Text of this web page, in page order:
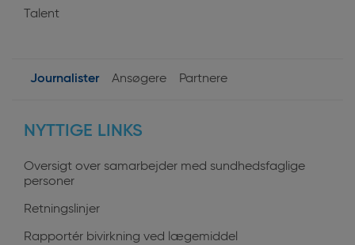
Talent
profiles
Journalister Ansøgere Partnere
NYTTIGE LINKS
Oversigt over samarbejder med sundhedsfaglige
personer
Retningslinjer
Rapportér bivirkning ved lægemiddel